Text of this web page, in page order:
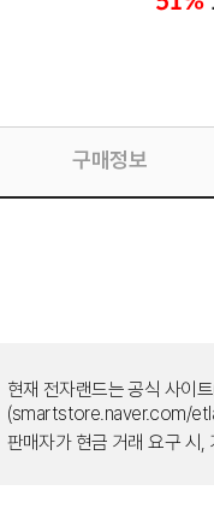
구매정보
현재 전자랜드는 공식 사이
(smartstore.naver.com/
판매자가 현금 거래 요구 시,